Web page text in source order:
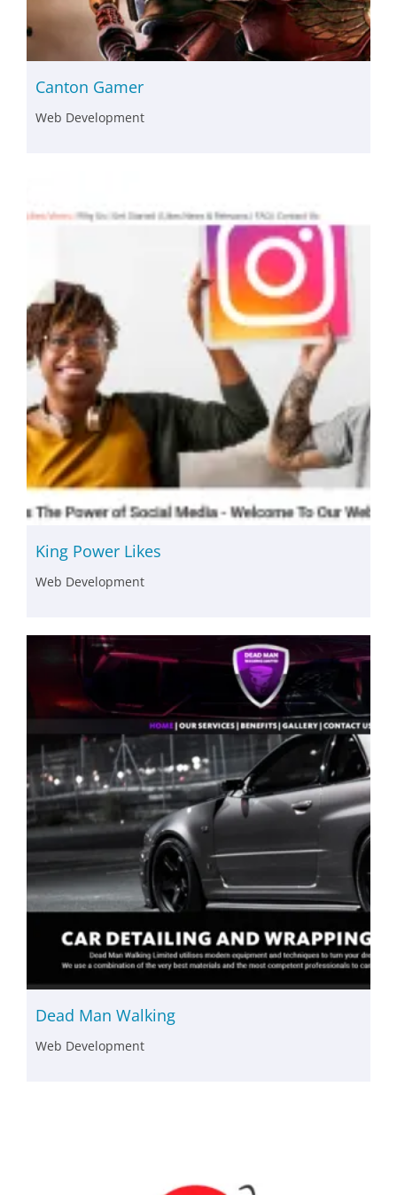
Canton Gamer
Web Development
King Power Likes
Web Development
Dead Man Walking
Web Development